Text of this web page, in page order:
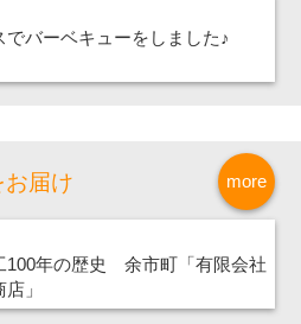
でバーベキューをしました♪
more
届け
100年の歴史 余市町「有限会社
店」